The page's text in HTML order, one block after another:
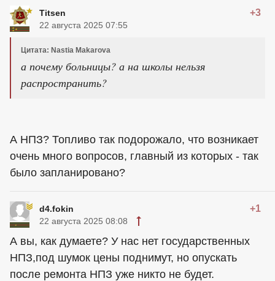
Titsen +3
22 августа 2025 07:55
Цитата: Nastia Makarova
а почему больницы? а на школы нельзя
распространить?
А НПЗ? Топливо так подорожало, что возникает
очень много вопросов, главный из которых - так
было запланировано?
d4.fokin +1
22 августа 2025 08:08
А вы, как думаете? У нас нет государственных
НПЗ,под шумок цены поднимут, но опускать
после ремонта НПЗ уже никто не будет.